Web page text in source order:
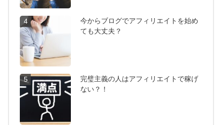
4
今からブログでアフィリエイトを始め
ても大丈夫？
5
完璧主義の人はアフィリエイトで稼げ
ない？！